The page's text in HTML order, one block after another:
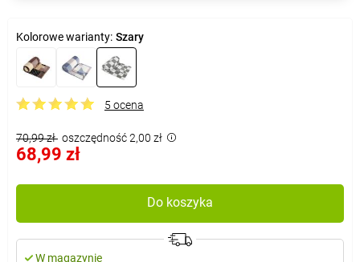
Kolorowe warianty: Szary
5 ocena
70,99 zł oszczędność 2,00 zł
68,99 zł
Do koszyka
W magazynie